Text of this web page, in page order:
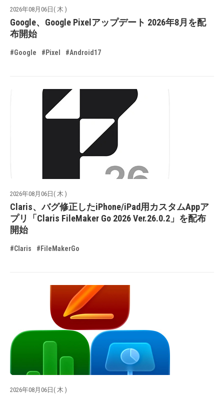
2026年08月06日( 木 )
Google、Google Pixelアップデート 2026年8月を配
布開始
#Google #Pixel #Android17
2026年08月06日( 木 )
Claris、バグ修正したiPhone/iPad用カスタムAppア
プリ「Claris FileMaker Go 2026 Ver.26.0.2」を配布
開始
#Claris #FileMakerGo
2026年08月06日( 木 )